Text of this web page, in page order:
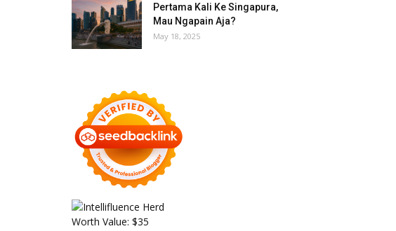
Pertama Kali Ke Singapura,
Mau Ngapain Aja?
May 18, 2025